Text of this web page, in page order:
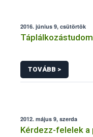
2016. június 9, csütörtök
TOVÁBB >
2012. május 9, szerda
Kérdezz-felelek